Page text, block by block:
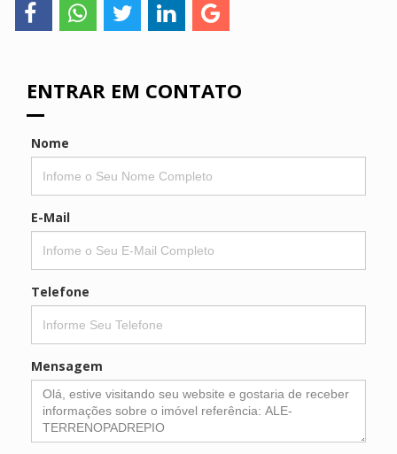
ENTRAR EM CONTATO
Nome
E-Mail
Telefone
Mensagem